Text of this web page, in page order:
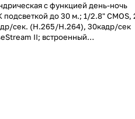
с функцией день-ночь
сек. (H.265/H.264), 30кадр/сек
II; встроенный
3.2~10 мм. (3.1x); угол обзора H :
чувствительность: цв. 0,1 люкс,